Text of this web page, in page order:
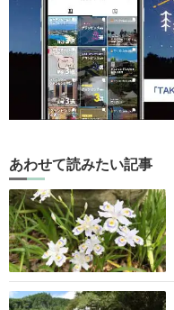
あわせて読みたい記事